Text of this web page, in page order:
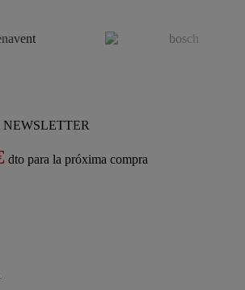
dto para la próxima compra